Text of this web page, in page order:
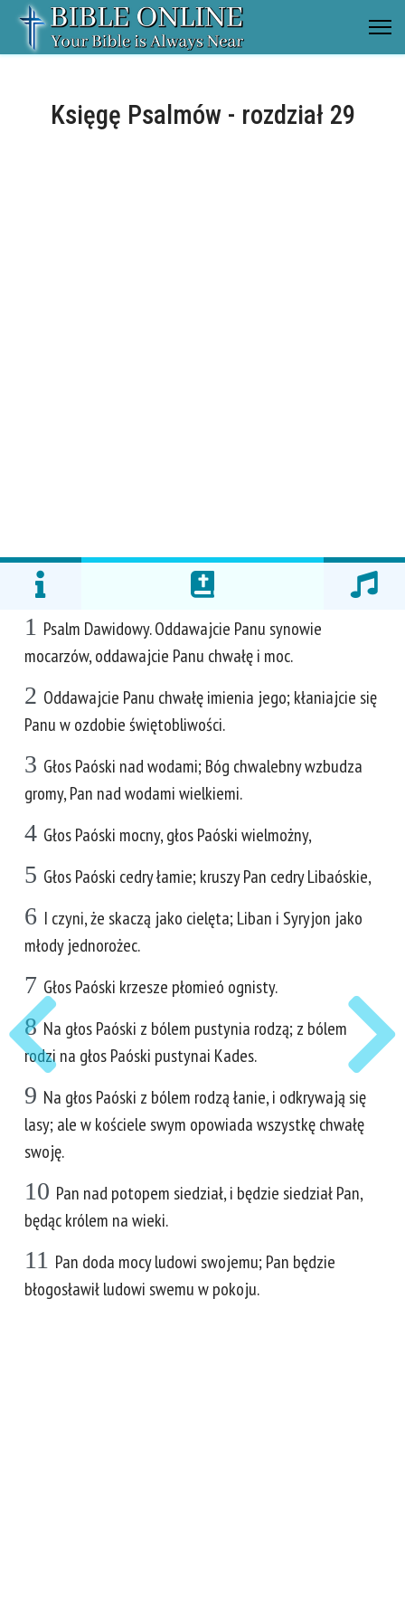
Księgę Psalmów - rozdział 29
1 Psalm Dawidowy. Oddawajcie Panu synowie
mocarzów, oddawajcie Panu chwałę i moc.
2 Oddawajcie Panu chwałę imienia jego; kłaniajcie się
Panu w ozdobie świętobliwości.
3 Głos Paóski nad wodami; Bóg chwalebny wzbudza
gromy, Pan nad wodami wielkiemi.
4 Głos Paóski mocny, głos Paóski wielmożny,
5 Głos Paóski cedry łamie; kruszy Pan cedry Libaóskie,
6 I czyni, że skaczą jako cielęta; Liban i Syryjon jako
młody jednorożec.
7 Głos Paóski krzesze płomieó ognisty.
8 Na głos Paóski z bólem pustynia rodzą; z bólem
rodzi na głos Paóski pustynai Kades.
9 Na głos Paóski z bólem rodzą łanie, i odkrywają się
lasy; ale w kościele swym opowiada wszystkę chwałę
swoję.
10 Pan nad potopem siedział, i będzie siedział Pan,
będąc królem na wieki.
11 Pan doda mocy ludowi swojemu; Pan będzie
błogosławił ludowi swemu w pokoju.